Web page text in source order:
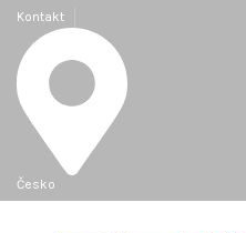
Kontakt
Česko